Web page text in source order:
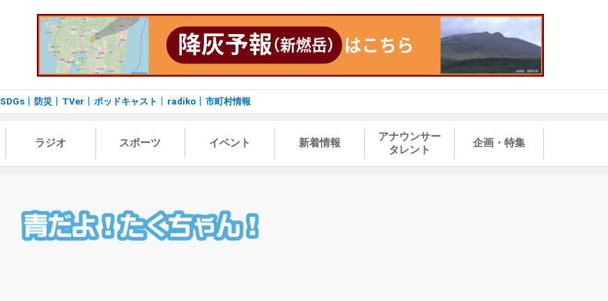
SDGs 防災 TVer ポッドキャスト radiko 市町村情報
ラジオ スポーツ イベント 新着情報
アナウンサー
タレント
企画・特集